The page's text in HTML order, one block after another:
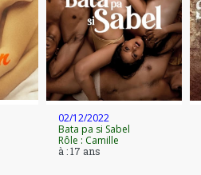
02/12/2022
Bata pa si Sabel
Rôle : Camille
à : 17 ans